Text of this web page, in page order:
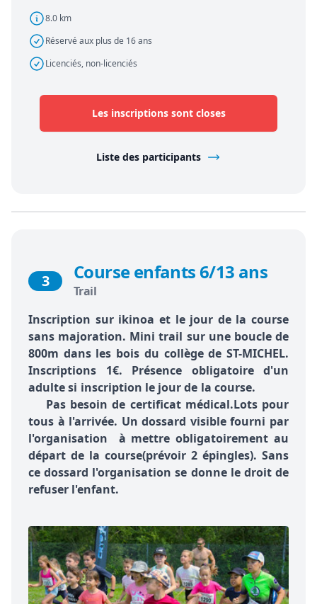
8.0 km
Réservé aux plus de 16 ans
Licenciés, non-licenciés
Les inscriptions sont closes
Liste des participants
3 Course enfants 6/13 ans
Trail
Inscription sur ikinoa et le jour de la course
sans majoration. Mini trail sur une boucle de
800m dans les bois du collège de ST-MICHEL.
Inscriptions 1€. Présence obligatoire d'un
adulte si inscription le jour de la course.
Pas besoin de certificat médical.Lots pour
tous à l'arrivée. Un dossard visible fourni par
l'organisation à mettre obligatoirement au
départ de la course(prévoir 2 épingles). Sans
ce dossard l'organisation se donne le droit de
refuser l'enfant.